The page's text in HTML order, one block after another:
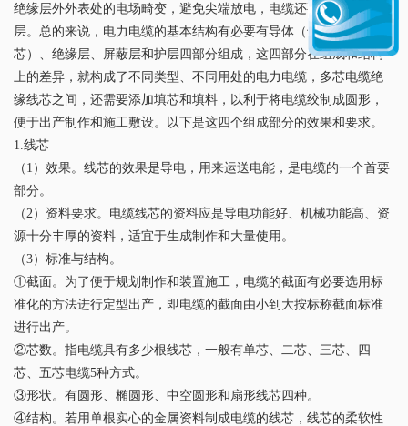
绝缘层外外表处的电场畸变，避免尖端放电，电缆还要有表里屏蔽
层。总的来说，电力电缆的基本结构有必要有导体（也可称线
芯）、绝缘层、屏蔽层和护层四部分组成，这四部分在组成和结构
上的差异，就构成了不同类型、不同用处的电力电缆，多芯电缆绝
缘线芯之间，还需要添加填芯和填料，以利于将电缆绞制成圆形，
便于出产制作和施工敷设。以下是这四个组成部分的效果和要求。
1.线芯
（1）效果。线芯的效果是导电，用来运送电能，是电缆的一个首要
部分。
（2）资料要求。电缆线芯的资料应是导电功能好、机械功能高、资
源十分丰厚的资料，适宜于生成制作和大量使用。
（3）标准与结构。
①截面。为了便于规划制作和装置施工，电缆的截面有必要选用标
准化的方法进行定型出产，即电缆的截面由小到大按标称截面标准
进行出产。
②芯数。指电缆具有多少根线芯，一般有单芯、二芯、三芯、四
芯、五芯电缆5种方式。
③形状。有圆形、椭圆形、中空圆形和扇形线芯四种。
④结构。若用单根实心的金属资料制成电缆的线芯，线芯的柔软性